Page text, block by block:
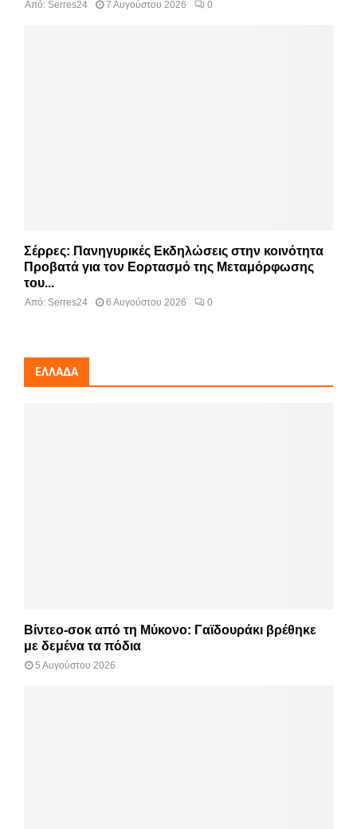
Από: Serres24 7 Αυγούστου 2026 0
Σέρρες: Πανηγυρικές Εκδηλώσεις στην κοινότητα
Προβατά για τον Εορτασμό της Μεταμόρφωσης
του...
Από: Serres24 6 Αυγούστου 2026 0
ΕΛΛΆΔΑ
Βίντεο-σοκ από τη Μύκονο: Γαϊδουράκι βρέθηκε
με δεμένα τα πόδια
5 Αυγούστου 2026